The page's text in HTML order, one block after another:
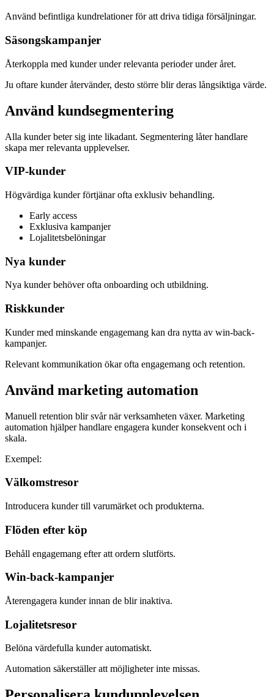
Använd befintliga kundrelationer för att driva tidiga försäljningar.
Säsongskampanjer
Återkoppla med kunder under relevanta perioder under året.
Ju oftare kunder återvänder, desto större blir deras långsiktiga värde.
Använd kundsegmentering
Alla kunder beter sig inte likadant. Segmentering låter handlare
skapa mer relevanta upplevelser.
VIP-kunder
Högvärdiga kunder förtjänar ofta exklusiv behandling.
Early access
Exklusiva kampanjer
Lojalitetsbelöningar
Nya kunder
Nya kunder behöver ofta onboarding och utbildning.
Riskkunder
Kunder med minskande engagemang kan dra nytta av win-back-
kampanjer.
Relevant kommunikation ökar ofta engagemang och retention.
Använd marketing automation
Manuell retention blir svår när verksamheten växer. Marketing
automation hjälper handlare engagera kunder konsekvent och i
skala.
Exempel:
Välkomstresor
Introducera kunder till varumärket och produkterna.
Flöden efter köp
Behåll engagemang efter att ordern slutförts.
Win-back-kampanjer
Återengagera kunder innan de blir inaktiva.
Lojalitetsresor
Belöna värdefulla kunder automatiskt.
Automation säkerställer att möjligheter inte missas.